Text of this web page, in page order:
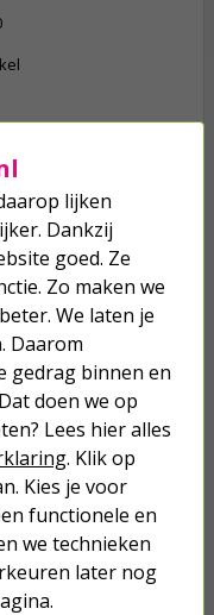
| 100 meter (3x
voor
(Randaarde,
| 50 meter (5x
lijken
Dankzij
goed. Ze
Zo maken we
We laten je
Daarom
gedrag binnen en
doen we op
Lees hier alles
. Klik op
Kies je voor
functionele en
we technieken
later nog